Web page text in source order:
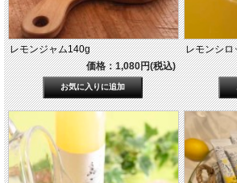
レモンジャム140g
価格：1,080円(税込)
レモンシ